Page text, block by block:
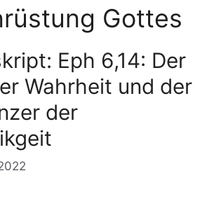
Gottes
Eph 6,14: Der
Wahrheit und der
der